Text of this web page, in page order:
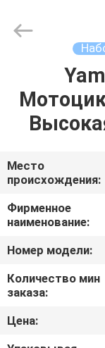
О
НАС
ФАБРИКИ
ПРОВЕРКА
КАЧЕСТВА
Block.,Ltd.
Место
происхождения:
Фирменное
наименование:
Номер модели:
Количество мин
заказа:
Цена: